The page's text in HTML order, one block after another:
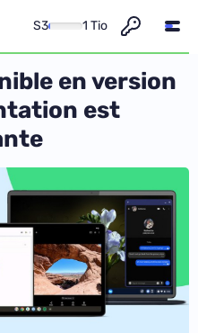
S3 1 Tio
en version
est